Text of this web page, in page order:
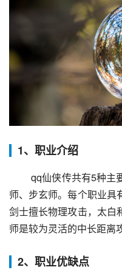
1、职业介绍
qq仙侠传共有5种主要职业：御剑士、太白、龙巫、琴
师、步玄师。每个职业具
剑士擅长物理攻击，太白
师是较为灵活的中长距离
2、职业优缺点